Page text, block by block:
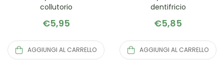
collutorio
€5,95
AGGIUNGI AL CARRELLO
dentifricio
€5,85
AGGIUNGI AL CARRELLO